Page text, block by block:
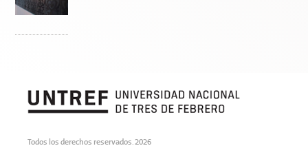
Todos los derechos reservados. 2026